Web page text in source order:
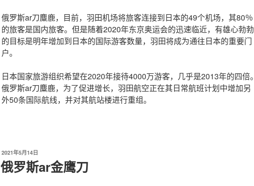
俄罗斯ar刀麋鹿，目前，羽田机场将旅客连接到日本的49个机场，其80％
的旅客是国内旅客。但是随着2020年东京奥运会的迅速临近，有雄心勃勃
的目标是明年增加到日本的国际游客数量，羽田将成为通往日本的重要门
户。
日本国家旅游组织希望在2020年接待4000万游客，几乎是2013年的四倍。
俄罗斯ar刀麋鹿，为了促进增长，羽田航空正在其日常航班计划中增加另
外50条国际航线，并对其航站楼进行重组。
发
布
于
2021年5月14日
俄罗斯ar金鹰刀